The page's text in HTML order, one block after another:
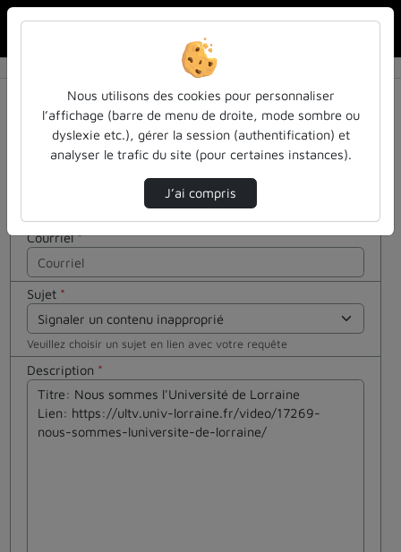
Contactez nous
Votre message
Courriel*
Sujet *
Veuillez choisir un sujet en lien avec votre requête
Description *
Cocher
cette case
si vous êtes
un humain
Nous utilisons des cookies pour personnaliser
l’affichage (barre de menu de droite, mode sombre ou
dyslexie etc.), gérer la session (authentification) et
analyser le trafic du site (pour certaines instances).
J’ai compris